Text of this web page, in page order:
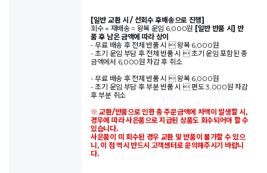
[일반 교환 시 / 선회수 후배송으로 진행]
회수 + 재배송 = 왕복 운임 6,000원 [일반 반품 시] 반
품 후 남은 금액에 따라 상이
- 무료 배송 후 전체 반품 시  왕복 6,000원
- 초기 운임 부담 후 전체 반품 시  초기 운임 포함된 총
금액에서 6,000원 차감 후 취소
- 무료 배송 후 전체 반품 시  왕복 6,000원
- 초기 운임 부담 후 부분 반품 시  편도 3,000원 차감
후 부분 취소
※ 교환/반품으로 인한 총 주문금액에 차액이 발생할 시,
경우에 따라 사은품으로 지급된 상품도 회수되어야 할 수
있습니다.
사은품이 미 회수된 경우 교환 및 반품이 불가할 수 있으
니, 이 점 역시 반드시 고객센터로 문의해주시기 바랍니
다.